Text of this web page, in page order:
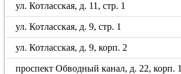
ул. Котласская, д. 11, стр. 1
ул. Котласская, д. 9, стр. 1
ул. Котласская, д. 9, корп. 2
проспект Обводный канал, д. 22, корп.